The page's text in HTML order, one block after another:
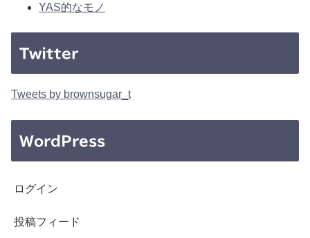
YAS的なモノ
Twitter
Tweets by brownsugar_t
WordPress
ログイン
投稿フィード